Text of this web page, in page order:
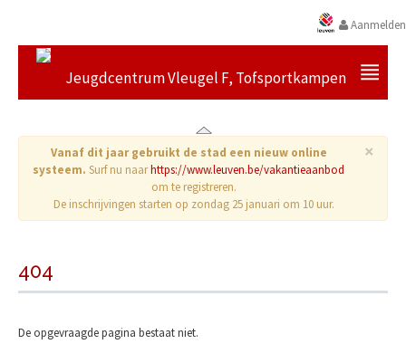
Aanmelden
Jeugdcentrum Vleugel F, Tofsportkampen
×
Vanaf dit jaar gebruikt de stad een nieuw online
systeem. Surf nu naarhttps://www.leuven.be/vakantieaanbod
om te registreren.
De inschrijvingen starten op zondag 25 januari om 10 uur.
404
De opgevraagde pagina bestaat niet.